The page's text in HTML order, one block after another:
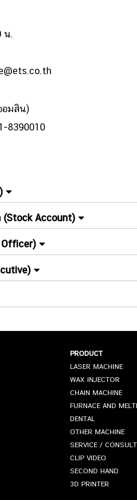
น.
มสิน)
8390010
Account)
PRODUCT
LASER MACHINE
WAX INJECTOR
CHAIN MACHINE
FURNACE AND
DENTAL
OTHER MACHINE
SERVICE /
CLIP VIDEO
SECOND HAND
3D PRINTER